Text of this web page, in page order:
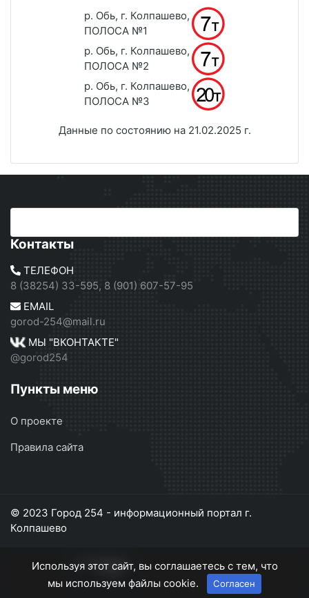
р. Обь, г. Колпашево,
ПОЛОСА №1
р. Обь, г. Колпашево,
ПОЛОСА №2
р. Обь, г. Колпашево,
ПОЛОСА №3
Данные по состоянию на 21.02.2025 г.
Контакты
ТЕЛЕФОН
8 (38254) 33-595, 8 (901) 607-57-95
EMAIL
gorod-254@mail.ru
МЫ "ВКОНТАКТЕ"
@gorod254
Пункты меню
О проекте
Правила сайта
© 2023 Город 254 - информационный портал г.
Колпашево
Используя этот сайт, вы соглашаетесь с тем, что
мы используем файлы cookie.
Согласен